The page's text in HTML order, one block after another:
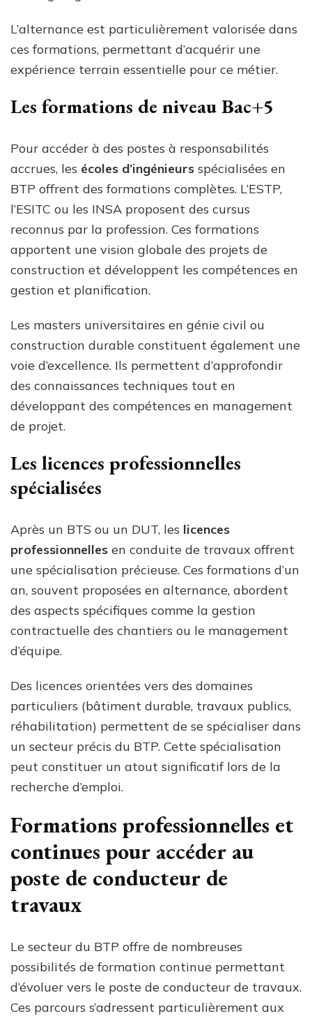
L’alternance est particulièrement valorisée dans
ces formations, permettant d’acquérir une
expérience terrain essentielle pour ce métier.
Les formations de niveau Bac+5
Pour accéder à des postes à responsabilités
accrues, les écoles d’ingénieurs spécialisées en
BTP offrent des formations complètes. L’ESTP,
l’ESITC ou les INSA proposent des cursus
reconnus par la profession. Ces formations
apportent une vision globale des projets de
construction et développent les compétences en
gestion et planification.
Les masters universitaires en génie civil ou
construction durable constituent également une
voie d’excellence. Ils permettent d’approfondir
des connaissances techniques tout en
développant des compétences en management
de projet.
Les licences professionnelles
spécialisées
Après un BTS ou un DUT, les licences
professionnelles en conduite de travaux offrent
une spécialisation précieuse. Ces formations d’un
an, souvent proposées en alternance, abordent
des aspects spécifiques comme la gestion
contractuelle des chantiers ou le management
d’équipe.
Des licences orientées vers des domaines
particuliers (bâtiment durable, travaux publics,
réhabilitation) permettent de se spécialiser dans
un secteur précis du BTP. Cette spécialisation
peut constituer un atout significatif lors de la
recherche d’emploi.
Formations professionnelles et
continues pour accéder au
poste de conducteur de
travaux
Le secteur du BTP offre de nombreuses
possibilités de formation continue permettant
d’évoluer vers le poste de conducteur de travaux.
Ces parcours s’adressent particulièrement aux